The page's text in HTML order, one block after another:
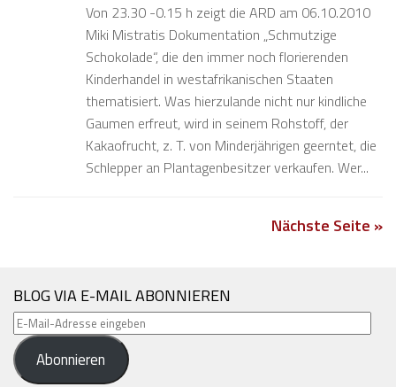
Von 23.30 -0.15 h zeigt die ARD am 06.10.2010
Miki Mistratis Dokumentation „Schmutzige
Schokolade“, die den immer noch florierenden
Kinderhandel in westafrikanischen Staaten
thematisiert. Was hierzulande nicht nur kindliche
Gaumen erfreut, wird in seinem Rohstoff, der
Kakaofrucht, z. T. von Minderjährigen geerntet, die
Schlepper an Plantagenbesitzer verkaufen. Wer...
Nächste Seite »
BLOG VIA E-MAIL ABONNIEREN
E-
Mail-
AdresseAbonnieren